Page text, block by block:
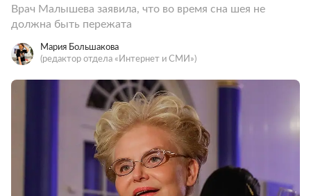
Врач Малышева заявила, что во время сна шея не
должна быть пережата
Мария Большакова
(редактор отдела «Интернет и СМИ»)